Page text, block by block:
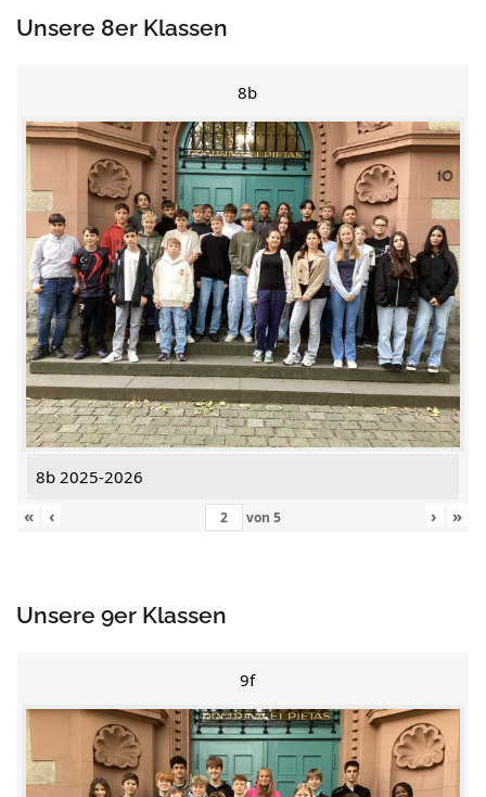
Unsere 8er Klassen
8b
8b 2025-2026
«
‹ von 5 › »
Unsere 9er Klassen
9f